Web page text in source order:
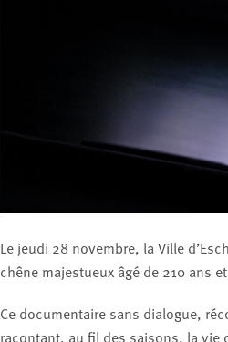
Le jeudi 28 novembre, la Ville
chêne majestueux âgé de 210 ans
Ce documentaire sans dialogue,
racontant, au fil des saisons, la vie